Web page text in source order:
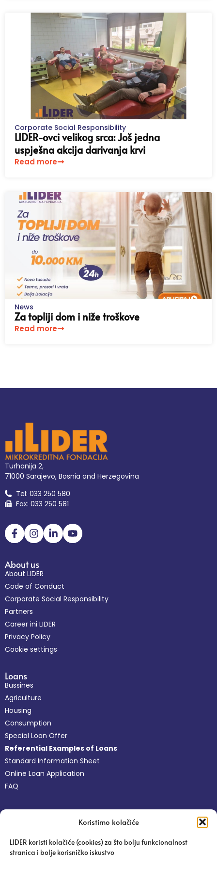
Koristimo kolačiće
LIDER koristi kolačiće (cookies) za što bolju funkcionalnost
stranica i bolje korisničko iskustvo
Corporate Social Responsibility
LIDER-ovci velikog srca: Još jedna
uspješna akcija darivanja krvi
Read more
News
Za topliji dom i niže troškove
Read more
Turhanija 2,
71000 Sarajevo, Bosnia and Herzegovina
Tel: 033 250 580
Fax: 033 250 581
About us
About LIDER
Code of Conduct
Corporate Social Responsibility
Partners
Career ini LIDER
Privacy Policy
Cookie settings
Loans
Bussines
Agriculture
Housing
Consumption
Special Loan Offer
Referential Examples of Loans
Standard Information Sheet
Online Loan Application
FAQ
Non-financial Services
Free Business Services
Agronomist Advice